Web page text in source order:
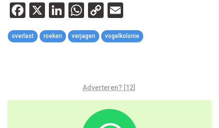
Facebook
X LinkedIn
WhatsApp
Copy
Link
overlast roeken verjagen vogelkolonie
Adverteren? [12]